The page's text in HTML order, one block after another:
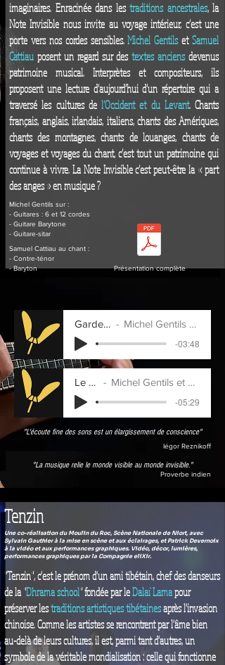
imaginaires. Enracinée dans les traditions ancestrales, la
Note Invisible nous invite au voyage intérieur, c’est une
porte vers nos cordes sensibles.Michel Gentilset Samuel
Cattiau posent un regard sur destextes anciensdevenus
patrimoine musical. Interprètes et compositeurs, ils
proposent une lecture d’aujourd’hui d’un répertoire qui a
traversé les cultures de l’Occident et du Levant. Chants
français, anglais, irlandais, italiens, chants des Amériques,
chants des montagnes, chants de louanges, chants de
voyages et voyages du chant, c’est tout un patrimoine qui
continue à vivre. La Note Invisible c’est peut-être la « part
des anges » en musique ?
Michel Gentils sur :
- Guitares : 6 et 12 cordes
- Guitare Barytone
- Guitare-sitar
Samuel Cattiau au chant :
- Contre-ténor
- Baryton
Présentation complète
Garder la terre
Michel Gentils et Samuel Cattiau
-03:48
Le claps
Michel Gentils et Samuel Cattiau
-05:29
"L'écoute fine des sons est un élargissement de conscience"
Iégor Reznikoff
"La musique relie le monde visible au monde invisible."
Proverbe indien
Tenzin
Une co-réalisation du Moulin du Roc, Scène Nationale de Niort, avec
Sylvain Gauthier à la mise en scène et aux éclairages, et Patrick Devernoix
à la vidéo et auxperformances graphiques. Vidéo, décor, lumières,
performances graphiques par la Compagnie eliXir.
"Tenzin", c'est le prénom d'un ami tibétain, chef des danseurs
de la "Dhrama school" fondée par leDalaï Lamapour
préserver lestraditions artistiques tibétainesaprès l'invasion
chinoise. Comme les artistes se rencontrent par l'âme bien
au-delà de leurs cultures, il est, parmi tant d'autres, un
symbole de la véritable mondialisation : celle qui fonctionne